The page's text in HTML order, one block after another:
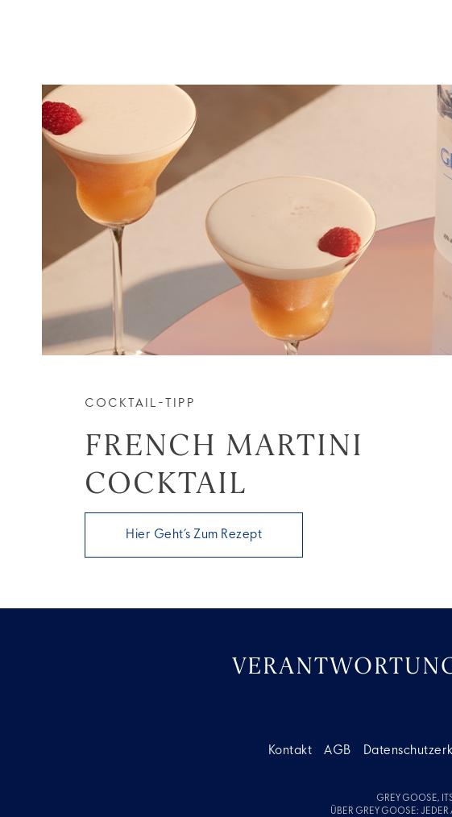
COCKTAIL-TIPP
FRENCH MARTINI
COCKTAIL
Hier Geht’s Zum Rezept
Kontakt AGB
GREY GOOSE,
ÜBER GREY GOOSE: